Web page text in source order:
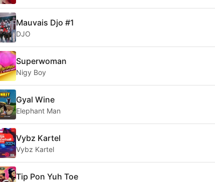
Mauvais Djo #1
DJO
Superwoman
Nigy Boy
Gyal Wine
Elephant Man
Vybz Kartel
Vybz Kartel
Tip Pon Yuh Toe